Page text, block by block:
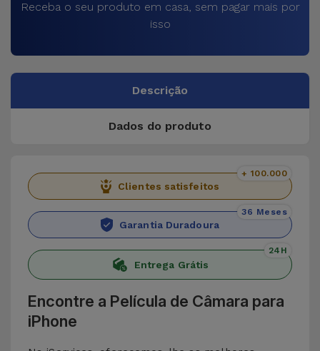
Receba o seu produto em casa, sem pagar mais por
isso
Descrição
Dados do produto
Clientes satisfeitos
+ 100.000
Garantia Duradoura
36 Meses
Entrega Grátis
24H
Encontre a Película de Câmara para
iPhone